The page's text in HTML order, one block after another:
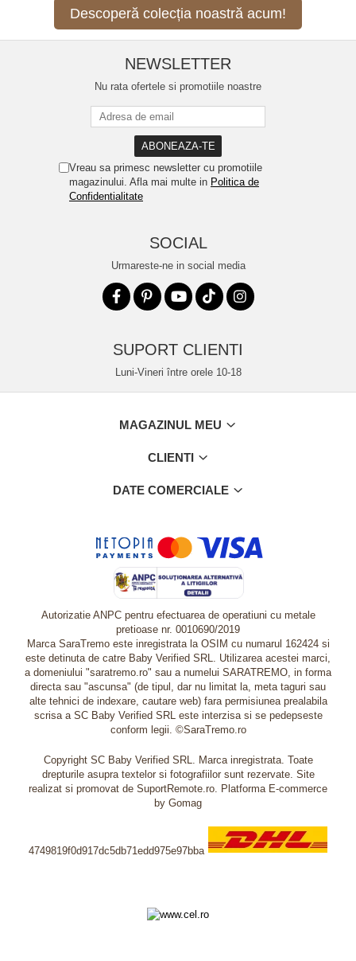
Descoperă colecția noastră acum!
NEWSLETTER
Nu rata ofertele si promotiile noastre
Vreau sa primesc newsletter cu promotiile
magazinului. Afla mai multe in Politica de
Confidentialitate
SOCIAL
Urmareste-ne in social media
SUPORT CLIENTI
Luni-Vineri între orele 10-18
MAGAZINUL MEU
CLIENTI
DATE COMERCIALE
Autorizatie ANPC pentru efectuarea de operatiuni cu metale
pretioase nr. 0010690/2019
Marca SaraTremo este inregistrata la OSIM cu numarul 162424 si
este detinuta de catre Baby Verified SRL. Utilizarea acestei marci,
a domeniului "saratremo.ro" sau a numelui SARATREMO, in forma
directa sau "ascunsa" (de tipul, dar nu limitat la, meta taguri sau
alte tehnici de indexare, cautare web) fara permisiunea prealabila
scrisa a SC Baby Verified SRL este interzisa si se pedepseste
conform legii. ©SaraTremo.ro
Copyright SC Baby Verified SRL. Marca inregistrata. Toate
drepturile asupra textelor si fotografiilor sunt rezervate. Site
realizat si promovat de SuportRemote.ro. Platforma E-commerce
by Gomag
4749819f0d917dc5db71edd975e97bba